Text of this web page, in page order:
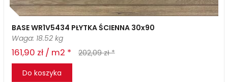
BASE WR1V5434 PŁYTKA ŚCIENNA 30x90
Waga: 18.52 kg
161,90 zł / m2 *
202,09 zł *
Do koszyka